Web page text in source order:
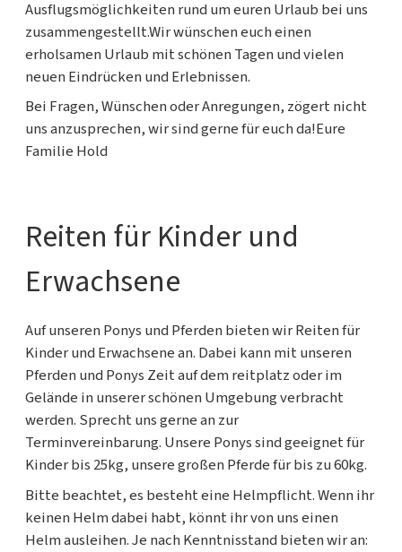
Ausflugsmöglichkeiten rund um euren Urlaub bei uns
zusammengestellt.Wir wünschen euch einen
erholsamen Urlaub mit schönen Tagen und vielen
neuen Eindrücken und Erlebnissen.
Bei Fragen, Wünschen oder Anregungen, zögert nicht
uns anzusprechen, wir sind gerne für euch da!Eure
Familie Hold
Reiten für Kinder und
Erwachsene
Auf unseren Ponys und Pferden bieten wir Reiten für
Kinder und Erwachsene an. Dabei kann mit unseren
Pferden und Ponys Zeit auf dem reitplatz oder im
Gelände in unserer schönen Umgebung verbracht
werden. Sprecht uns gerne an zur
Terminvereinbarung. Unsere Ponys sind geeignet für
Kinder bis 25kg, unsere großen Pferde für bis zu 60kg.
Bitte beachtet, es besteht eine Helmpflicht. Wenn ihr
keinen Helm dabei habt, könnt ihr von uns einen
Helm ausleihen. Je nach Kenntnisstand bieten wir an: